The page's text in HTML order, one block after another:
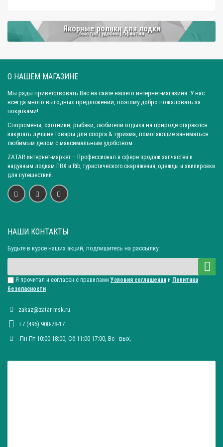
Якорные ролики для лодки
быстро | удобно | гарантия
О НАШЕМ МАГАЗИНЕ
Мы рады приветствовать Вас на сайте нашего интернет-магазина. У нас
всегда много выгодных предложений, поэтому добро пожаловать за
покупками!
Спортсмены, охотники, рыбаки, любители отдыха на природе стараются
закупать лучшие товары для спорта & туризма, помогающие заниматься
любимым делом с максимальным удобством.
ZATAR интернет-маркет – Профессионал в сфере продаж запчастей к
надувным лодкам ПВХ и Rib, туристического снаряжения, одежды и экипировки
для путешествий.
НАШИ КОНТАКТЫ
Будьте в курсе наших акций, подпишитесь на рассылку:
Я прочитал и согласен с правилами Условия соглашения и Политика
безопасности
zakaz@zatar-msk.ru
+7 (495) 908-78-17
Пн-Пт 10:00-18:00, Сб 11:00-17:00, Вc - вых.